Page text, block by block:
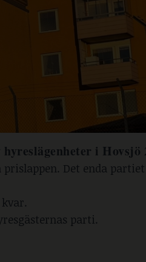
i Hovsjö
Det enda
parti.